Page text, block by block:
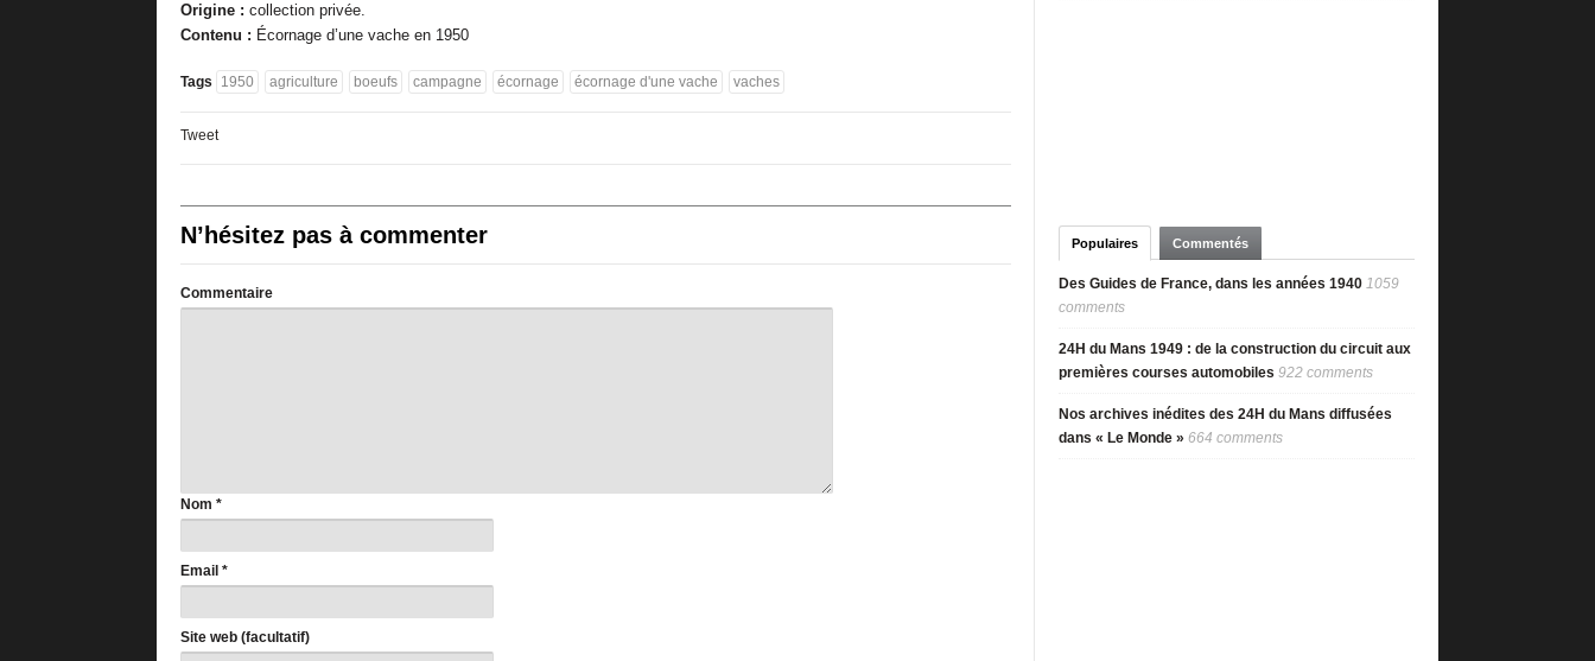
Origine : collection privée.
Contenu : Écornage d’une vache en 1950
Tags 1950 agriculture boeufs campagne écornage écornage d'une vache vaches
Tweet
N’hésitez pas à commenter
Commentaire
Nom *
Email *
Site web (facultatif)
Populaires Commentés
Des Guides de France, dans les années 1940 1059
comments
24H du Mans 1949 : de la construction du circuit aux
premières courses automobiles 922 comments
Nos archives inédites des 24H du Mans diffusées
dans « Le Monde » 664 comments